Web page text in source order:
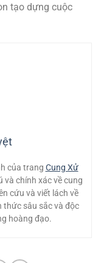
tạo dựng cuộc
của trang Cung Xử
và chính xác về cung
cứu và viết lách về
thức sâu sắc và độc
hoàng đạo.